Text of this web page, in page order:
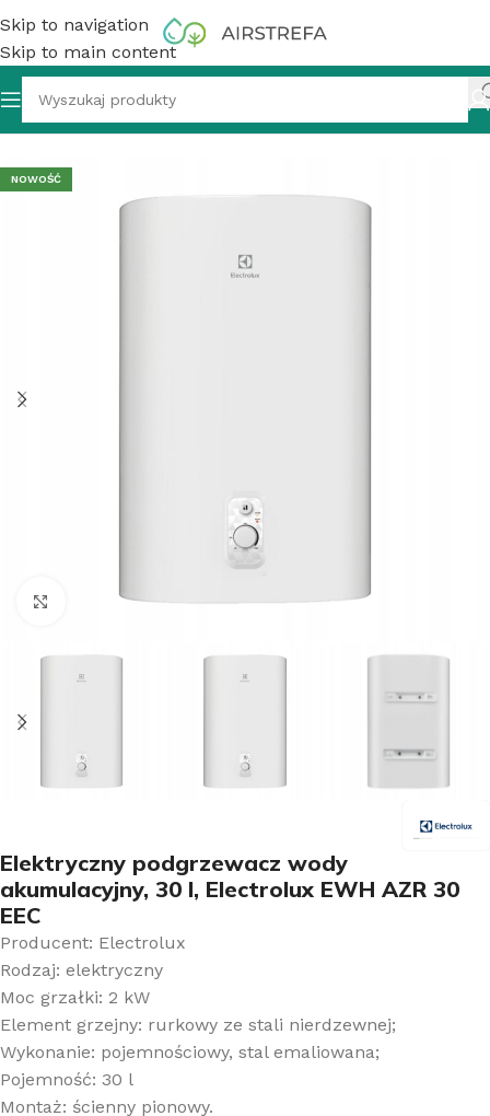
Skip to navigation
Skip to main content
wody akumulacyjny, 30 l, Electrolux EWH AZR 30 EEC
NOWOŚĆ
Kliknij aby powiększyć
Elektryczny podgrzewacz wody
akumulacyjny, 30 l, Electrolux EWH AZR 30
EEC
Producent: Electrolux
Rodzaj: elektryczny
Moc grzałki: 2 kW
Element grzejny: rurkowy ze stali nierdzewnej;
Wykonanie: pojemnościowy, stal emaliowana;
Pojemność: 30 l
Montaż: ścienny pionowy.